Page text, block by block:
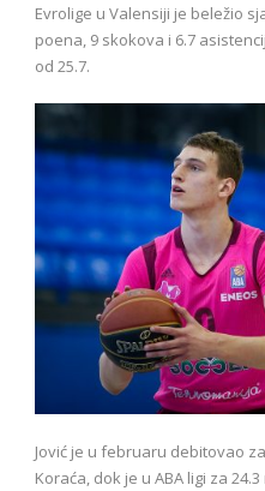
Evrolige u Valensiji je beležio
poena, 9 skokova i 6.7
od 25.7.
Jović je u februaru debitovao
Koraća, dok je u ABA ligi za